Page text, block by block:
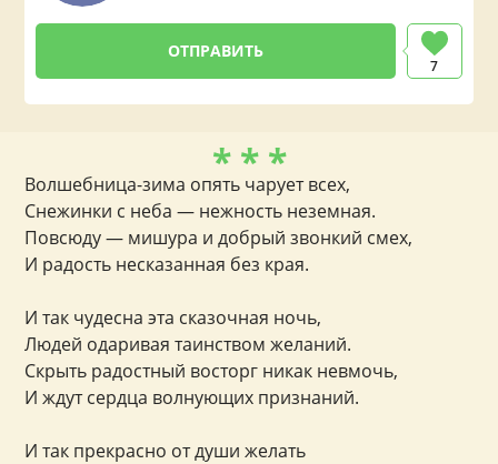
7
* * *
Волшебница-зима опять чарует всех,
Снежинки с неба — нежность неземная.
Повсюду — мишура и добрый звонкий смех,
И радость несказанная без края.
И так чудесна эта сказочная ночь,
Людей одаривая таинством желаний.
Скрыть радостный восторг никак невмочь,
И ждут сердца волнующих признаний.
И так прекрасно от души желать